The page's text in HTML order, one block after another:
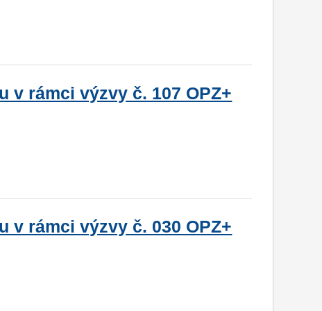
v rámci výzvy č. 107 OPZ+
v rámci výzvy č. 030 OPZ+